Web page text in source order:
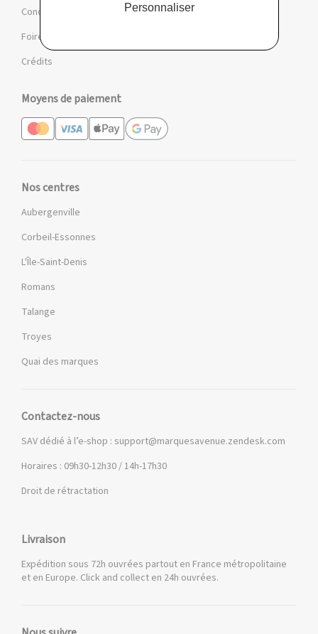
Conditions des offres et jeux
Foire aux questions
Crédits
Moyens de paiement
Nos centres
Aubergenville
Corbeil-Essonnes
L'Île-Saint-Denis
Romans
Talange
Troyes
Quai des marques
Contactez-nous
SAV dédié à l’e-shop : support@marquesavenue.zendesk.com
Horaires : 09h30-12h30 / 14h-17h30
Droit de rétractation
Livraison
Expédition sous 72h ouvrées partout en France métropolitaine
et en Europe. Click and collect en 24h ouvrées.
Personnaliser